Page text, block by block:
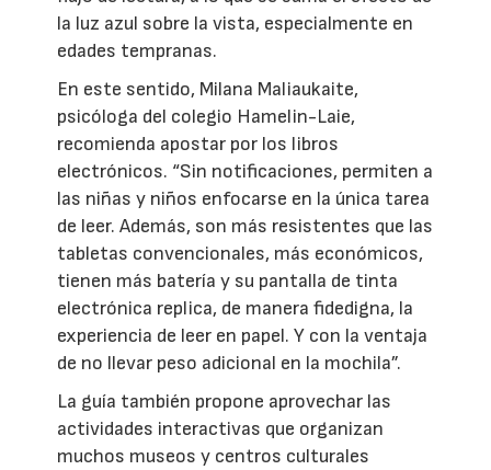
la luz azul sobre la vista, especialmente en
edades tempranas.
En este sentido, Milana Maliaukaite,
psicóloga del colegio Hamelin-Laie,
recomienda apostar por los libros
electrónicos. “Sin notificaciones, permiten a
las niñas y niños enfocarse en la única tarea
de leer. Además, son más resistentes que las
tabletas convencionales, más económicos,
tienen más batería y su pantalla de tinta
electrónica replica, de manera fidedigna, la
experiencia de leer en papel. Y con la ventaja
de no llevar peso adicional en la mochila”.
La guía también propone aprovechar las
actividades interactivas que organizan
muchos museos y centros culturales